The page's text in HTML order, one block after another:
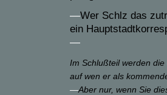
—Wer Schlz das
ein
—
Im Schlußteil werden
auf wen er als
—Aber nur, wenn Sie